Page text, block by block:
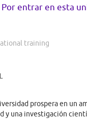
entrar en esta
training
prospera en un
y una investigación